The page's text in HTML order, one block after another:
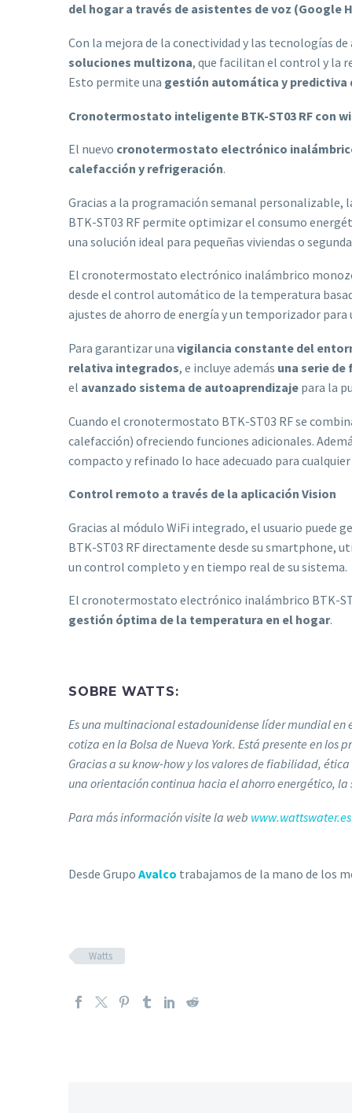
del hogar a través de asistentes de voz (Google
Con la mejora de la conectividad y las tecnologías
soluciones multizona, que facilitan el control y la
Esto permite una gestión automática y predictiva
Cronotermostato inteligente BTK-ST03 RF con
El nuevo cronotermostato electrónico inalámbrico
calefacción y refrigeración.
Gracias a la programación semanal
BTK-ST03 RF permite optimizar el consumo
una solución ideal para pequeñas viviendas o
El cronotermostato electrónico inalámbrico
desde el control automático de la temperatura
ajustes de ahorro de energía y un temporizador
Para garantizar una vigilancia constante del
relativa integrados, e incluye además una serie
el avanzado sistema de autoaprendizaje para la
Cuando el cronotermostato BTK-ST03 RF se
calefacción) ofreciendo funciones adicionales.
compacto y refinado lo hace adecuado para
Control remoto a través de la aplicación Vision
Gracias al módulo WiFi integrado, el usuario puede
BTK-ST03 RF directamente desde su smartphone,
un control completo y en tiempo real de su sistema.
El cronotermostato electrónico inalámbrico BTK-
gestión óptima de la temperatura en el hogar.
SOBRE WATTS:
Es una multinacional estadounidense líder mundial en
cotiza en la Bolsa de Nueva York. Está presente en
Gracias a su know-how y los valores de fiabilidad,
una orientación continua hacia el ahorro energético,
Para más información visite la web www.wattswater.es
Desde Grupo Avalco trabajamos de la mano de los
Watts